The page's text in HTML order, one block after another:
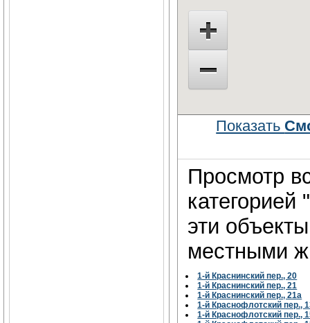
Показать
Просмотр
эти
местными
1-й Краснинский пер., 20
1-й Краснинский пер., 21
1-й Краснинский пер., 21а
1-й Краснофлотский пер.,
1-й Краснофлотский пер.,